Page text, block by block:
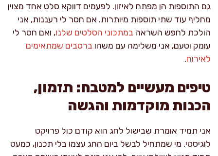
גם התוספות הן מפתח לאיזון. לפעמים דווקא סלט אחד מצוין
מחליף עוד שתי תוספות מיותרות. אם חסר לי רעננות, אני
הולכת לחפש השראה במתכוני הסלטים שלנו, ואם חסר לי
עומק וטעם, אני משלימה עם משהו ברטבים שמתאימים
לאירוח.
טיפים מעשיים למטבח: תזמון,
הכנות מוקדמות והגשה
אני תמיד אומרת שבישול לחג הוא קודם כול פרויקט
לוגיסטי. מי שמתחיל לבשל ביום החג עצמו בלי תכנון, כמעט